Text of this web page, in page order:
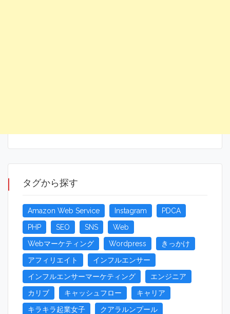
タグから探す
Amazon Web Service Instagram
PDCA
PHP
SEO SNS
Web
Webマーケティング
Wordpress
きっかけ
アフィリエイト
インフルエンサー
インフルエンサーマーケティング
エンジニア
カリブ
キャッシュフロー
キャリア
キラキラ起業女子
クアラルンプール